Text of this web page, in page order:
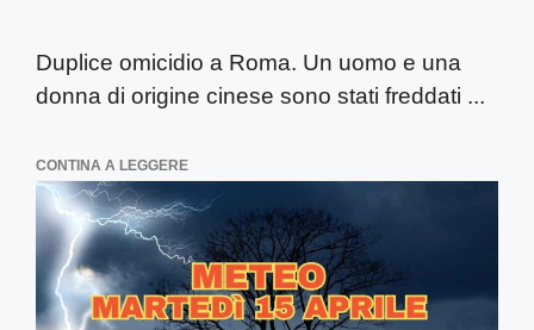
Duplice omicidio a Roma. Un uomo e una
donna di origine cinese sono stati freddati ...
CONTINA A LEGGERE